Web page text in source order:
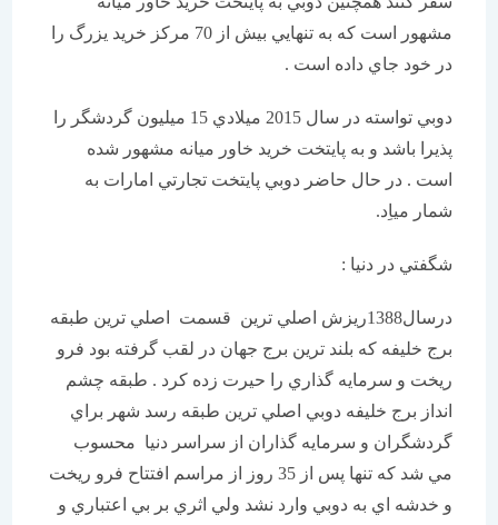
مشهور است كه به تنهايي بيش از 70 مركز خريد يزرگ را
در خود جاي داده است .
دوبي تواسته در سال 2015 ميلادي 15 ميليون گردشگر را
پذيرا باشد و به پايتخت خريد خاور ميانه مشهور شده
است . در حال حاضر دوبي پايتخت تجارتي امارات به
شمار مياِد.
شگفتي در دنيا :
درسال1388ريزش اصلي ترين قسمت اصلي ترين طبقه
برج خليفه كه بلند ترين برج جهان در لقب گرفته بود فرو
ريخت و سرمايه گذاري را حيرت زده كرد . طبقه چشم
انداز برج خليفه دوبي اصلي ترين طبقه رسد شهر براي
گردشگران و سرمايه گذاران از سراسر دنيا محسوب
مي شد كه تنها پس از 35 روز از مراسم افتتاح فرو ريخت
و خدشه اي به دوبي وارد نشد ولي اثري بر بي اعتباري و